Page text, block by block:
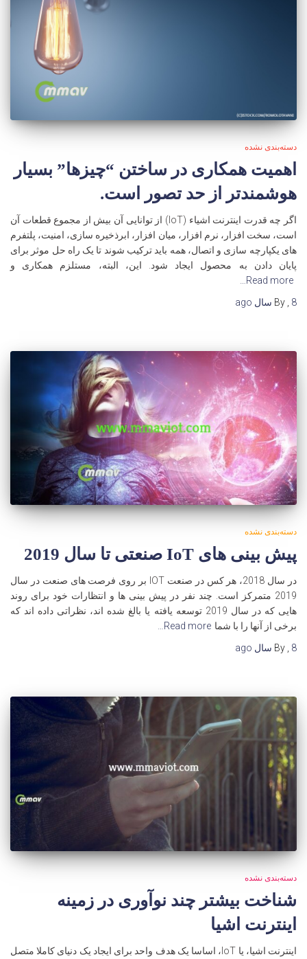
دسته‌بندی نشده
اهمیت همکاری در ساختن “چیزها” بسیار
هوشمندتر از حد تصور است.
اگر چه قدرت اینترنت اشیاء (IoT) از توانایی آن بیش از مجموع قطعات آن
است، سخت افزار، نرم افزار، میان افزار، ابرذخیره سازی، امنیت، پلتفرم
های یکپارچه سازی و اتصال، همه باید ترکیب شوند تا یک راه حل موثر برای
پایان دادن به محصول ایجاد شود. این، البته، مستلزم همکاری و
Read more…
By
8 سال
دسته‌بندی نشده
پیش بینی های IoT صنعتی تا سال 2019
در سال 2018، هر کس در صنعت IOT بر روی فرصت های صنعت در سال
2019 متمرکز است. چند نفر در پیش بینی ها و انتظارات خود برای روند
هایی که در سال 2019 توسعه یافته یا بالغ شده اند، نظراتی داده اند که
برخی از آنها را با شما Read more…
By , 8 سال
دسته‌بندی نشده
شناخت بیشتر چند نوآوری در زمینه
اینترنت اشیا
اینترنت اشیا، یا IoT، اساسا یک هدف واحد برای ایجاد یک دنیای کاملا متصل